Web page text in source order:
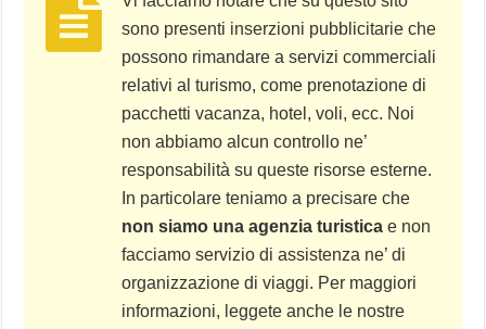
sono presenti inserzioni pubblicitarie che
possono rimandare a servizi commerciali
relativi al turismo, come prenotazione di
pacchetti vacanza, hotel, voli, ecc. Noi
non abbiamo alcun controllo ne’
responsabilità su queste risorse esterne.
In particolare teniamo a precisare che
non siamo una agenzia turistica e non
facciamo servizio di assistenza ne’ di
organizzazione di viaggi. Per maggiori
informazioni, leggete anche le nostre